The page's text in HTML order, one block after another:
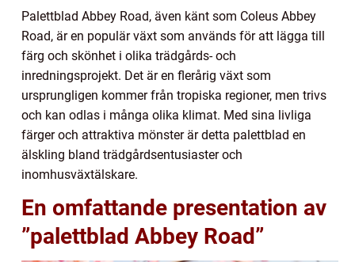
Palettblad Abbey Road, även känt som Coleus Abbey
Road, är en populär växt som används för att lägga till
färg och skönhet i olika trädgårds- och
inredningsprojekt. Det är en flerårig växt som
ursprungligen kommer från tropiska regioner, men trivs
och kan odlas i många olika klimat. Med sina livliga
färger och attraktiva mönster är detta palettblad en
älskling bland trädgårdsentusiaster och
inomhusväxtälskare.
En omfattande presentation av
”palettblad Abbey Road”